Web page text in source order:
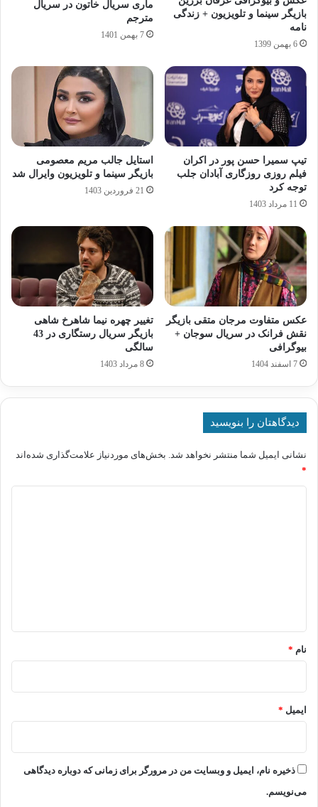
بازیگر سینما و تلویزیون + زندگی
نامه
6 بهمن 1399
ماری سریال خاتون در سریال
مترجم
7 بهمن 1401
تیپ سمیرا حسن‌ پور در اکران
فیلم روزی روزگاری آبادان جلب
توجه کرد
11 مرداد 1403
استایل جالب مریم معصومی
بازیگر سینما و تلویزیون وایرال شد
21 فروردین 1403
عکس متفاوت مرجان متقی بازیگر
نقش فرانک در سریال سوجان +
بیوگرافی
7 اسفند 1404
تغییر چهره نیما شاهرخ‌ شاهی
بازیگر سریال رستگاری در 43
سالگی
8 مرداد 1403
دیدگاهتان را بنویسید
نشانی ایمیل شما منتشر نخواهد شد. بخش‌های موردنیاز علامت‌گذاری شده‌اند
*
نام *
ایمیل *
ذخیره نام، ایمیل و وبسایت من در مرورگر برای زمانی که دوباره دیدگاهی
می‌نویسم.